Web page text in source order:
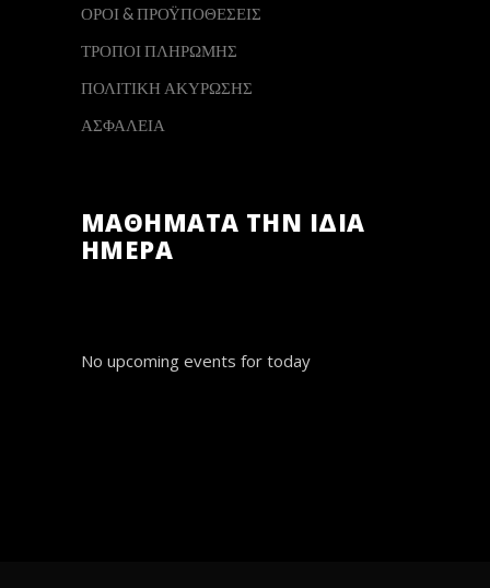
ΟΡΟΙ & ΠΡΟΫΠΟΘΕΣΕΙΣ
ΤΡΟΠΟΙ ΠΛΗΡΩΜΗΣ
ΠΟΛΙΤΙΚΗ ΑΚΥΡΩΣΗΣ
ΑΣΦΑΛΕΙΑ
ΜΑΘΗΜΑΤΑ ΤΗΝ ΙΔΙΑ
ΗΜΕΡΑ
No upcoming events for today